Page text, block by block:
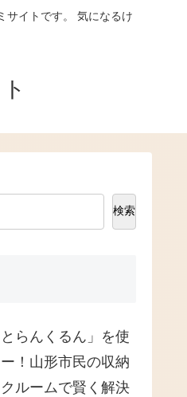
サイトです。 気になるけ
検索
らんくるん」を使
！山形市民の収納
ルームで賢く解決